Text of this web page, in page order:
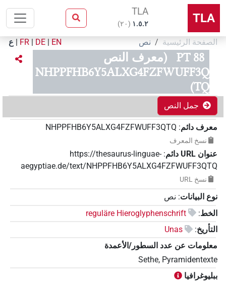
TLA
TLA
۱.٥.٢ (٢٠)
الصفحة الرئيسية نص EN
|
DE
|
FR
| ع
PT 88
(معرف النص
NHPPFHB6Y5ALXG4FZFWUFF3Q
TQ)
جمل النص
معرف دائم:
NHPPFHB6Y5ALXG4FZFWUFF3QTQ
نسخ المعرف
عنوان‏ ‏URL‏ دائم :
https://thesaurus-linguae-
aegyptiae.de/text/NHPPFHB6Y5ALXG4FZFWUFF3QTQ
نسخ‏ ‏URL
نوع البيانات: نص
الخط:
reguläre Hieroglyphenschrift
التأريخ:
Unas
معلومات عن عدد السطور/الأعمدة
Sethe, Pyramidentexte
ببليوغرافيا